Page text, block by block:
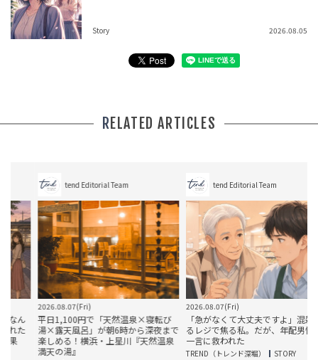
Story 2026.08.05
RELATED ARTICLES
tend Editorial Team
2026.08.07(Fri)
平日1,100円で「天然温泉×寝転び
湯×露天風呂」が朝6時から深夜まで
楽しめる！横浜・上星川『天然温泉
満天の湯』
tend Editorial Team
2026.08.07(Fri)
「急がなくて大丈夫ですよ」混雑す
るレジで焦る私。だが、年配男性の
一言に救われた
TREND（トレンド深堀） STORY